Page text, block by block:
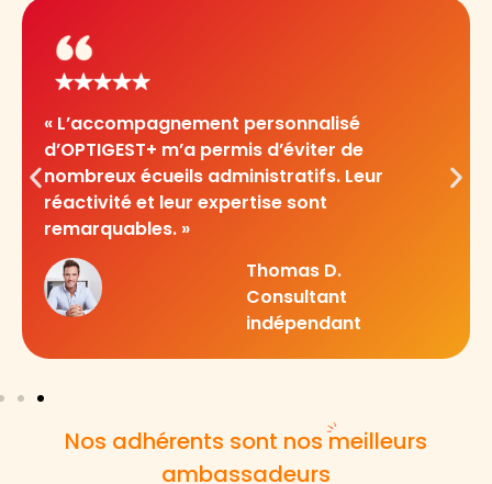
« La complémentarité entre mon expert-
comptable et OPTIGEST+ a été un
atout pour mon activité. Je me sens
doublement sécurisé. »
Médecin libéral
Nos adhérents sont nos meilleurs
ambassadeurs